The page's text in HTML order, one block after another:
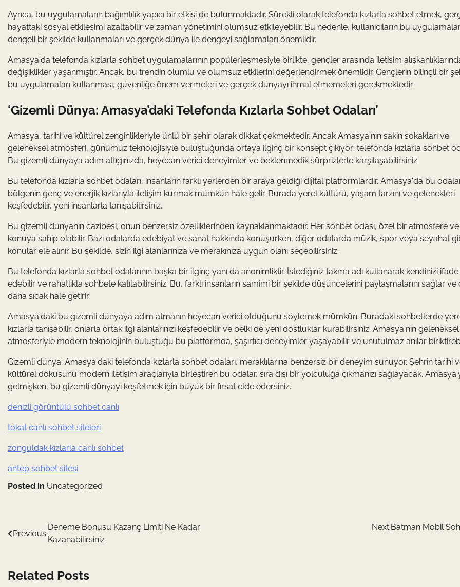
Ayrıca, bu uygulamaların bağımlılık yapıcı bir etkisi de bulunmaktadır. Sürekli olarak telefonda kızlarla sohbet etmek,
hayattaki sosyal etkileşimi azaltabilir ve zaman yönetimini olumsuz etkileyebilir. Bu nedenle, kullanıcıların bu
dengeli bir şekilde kullanmaları ve gerçek dünya ile dengeyi sağlamaları önemlidir.
Amasya'da telefonda kızlarla sohbet uygulamalarının popülerleşmesiyle birlikte, gençler arasında iletişim
değişiklikler yaşanmıştır. Ancak, bu trendin olumlu ve olumsuz etkilerini değerlendirmek önemlidir. Gençlerin bilinçli bir
bu uygulamaları kullanması, güvenliğe önem vermeleri ve gerçek dünyayı ihmal etmemeleri gerekmektedir.
‘Gizemli Dünya: Amasya’daki Telefonda Kızlarla Sohbet Odaları’
Amasya, tarihi ve kültürel zenginlikleriyle ünlü bir şehir olarak dikkat çekmektedir. Ancak Amasya'nın sakin sokakları ve
geleneksel atmosferi, günümüz teknolojisiyle buluştuğunda ortaya ilginç bir konsept çıkıyor: telefonda kızlarla sohbet
Bu gizemli dünyaya adım attığınızda, heyecan verici deneyimler ve beklenmedik sürprizlerle karşılaşabilirsiniz.
Bu telefonda kızlarla sohbet odaları, insanların farklı yerlerden bir araya geldiği dijital platformlardır. Amasya'da bu
bölgenin genç ve enerjik kızlarıyla iletişim kurmak mümkün hale gelir. Burada yerel kültürü, yaşam tarzını ve gelenekleri
keşfedebilir, yeni insanlarla tanışabilirsiniz.
Bu gizemli dünyanın cazibesi, onun benzersiz özelliklerinden kaynaklanmaktadır. Her sohbet odası, özel bir atmosfere ve
konuya sahip olabilir. Bazı odalarda edebiyat ve sanat hakkında konuşurken, diğer odalarda müzik, spor veya seyahat
konular ele alınır. Bu şekilde, sizin ilgi alanlarınıza ve merakınıza uygun olanı seçebilirsiniz.
Bu telefonda kızlarla sohbet odalarının başka bir ilginç yanı da anonimliktir. İstediğiniz takma adı kullanarak kendinizi ifade
edebilir ve rahatlıkla sohbete katılabilirsiniz. Bu, farklı insanların samimi bir şekilde düşüncelerini paylaşmalarını sağlar ve
daha sıcak hale getirir.
Amasya'daki bu gizemli dünyaya adım atmanın heyecan verici olduğunu söylemek mümkün. Buradaki sohbetlerde
kızlarla tanışabilir, onlarla ortak ilgi alanlarınızı keşfedebilir ve belki de yeni dostluklar kurabilirsiniz. Amasya'nın geleneksel
atmosferiyle modern teknolojinin buluştuğu bu platformda, şaşırtıcı deneyimler yaşayabilir ve unutulmaz anılar
Gizemli dünya: Amasya'daki telefonda kızlarla sohbet odaları, meraklılarına benzersiz bir deneyim sunuyor. Şehrin tarihi
kültürel dokusunu modern iletişim araçlarıyla birleştiren bu odalar, sıra dışı bir yolculuğa çıkmanızı sağlayacak.
gelmişken, bu gizemli dünyayı keşfetmek için büyük bir fırsat elde edersiniz.
denizli görüntülü sohbet canlı
tokat canlı sohbet siteleri
zonguldak kızlarla canlı sohbet
antep sohbet sitesi
Posted in Uncategorized
Yazı
Previous:
Deneme Bonusu Kazanç Limiti Ne Kadar
Kazanabilirsiniz
Next:Batman Mobil
Related Posts